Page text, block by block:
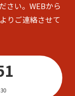
さい。 WEBから
りご連絡させて